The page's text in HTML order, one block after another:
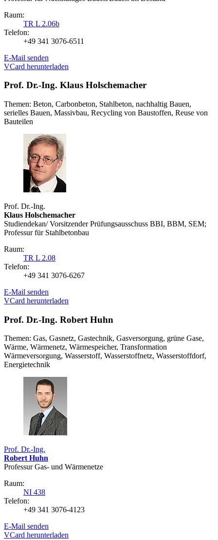
Raum:
TR L 2.06b
Telefon:
+49 341 3076-6511
E-Mail senden
VCard herunterladen
Prof. Dr.-Ing. Klaus Holschemacher
Themen: Beton, Carbonbeton, Stahlbeton, nachhaltig Bauen,
serielles Bauen, Massivbau, Recycling von Baustoffen, Reuse von
Bauteilen
Prof. Dr.-Ing.
Klaus Holschemacher
Studiendekan/ Vorsitzender Prüfungsausschuss BBI, BBM, SEM;
Professur für Stahlbetonbau
Raum:
TR L 2.08
Telefon:
+49 341 3076-6267
E-Mail senden
VCard herunterladen
Prof. Dr.-Ing. Robert Huhn
Themen: Gas, Gasnetz, Gastechnik, Gasversorgung, grüne Gase,
Wärme, Wärmenetz, Wärmespeicher, Transformation
Wärmeversorgung, Wasserstoff, Wasserstoffnetz, Wasserstoffdorf,
Energietechnik
Prof. Dr.-Ing.
Robert Huhn
Professur Gas- und Wärmenetze
Raum:
NI 438
Telefon:
+49 341 3076-4123
E-Mail senden
VCard herunterladen